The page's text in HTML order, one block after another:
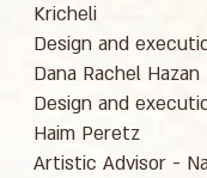
Kricheli
Design and
Dana Rachel Hazan
Design and
Haim Peretz
Artistic Advisor -